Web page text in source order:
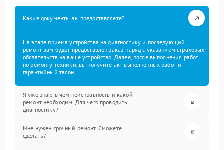
Какие документы вы предоставляете?
На этапе приема устройства на диагностику и последующий
ремонт вам будет предоставлен заказ-наряд с указанием страховых
обязательств на ваше устройство. Далее, после выполнения работ
по ремонту техники, вы получите акт выполненных работ и
гарантийный талон.
Я уже знаю в чем неисправность и какой
ремонт необходим. Для чего проводить
диагностику?
Мне нужен срочный ремонт. Сможете
сделать?